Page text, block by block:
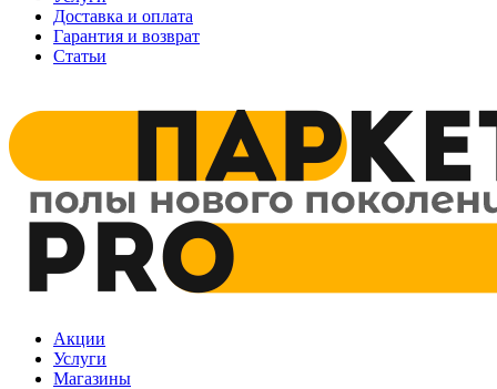
Доставка и оплата
Гарантия и возврат
Статьи
Акции
Услуги
Магазины